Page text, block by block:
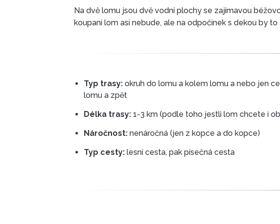
Na dvě lomu jsou dvě vodní plochy se zajímavou
koupaní lom asi nebude, ale na odpočinek s dekou by
Typ trasy: okruh do lomu a kolem lomu a nebo jen cesta do
lomu a zpět
Délka trasy: 1-3 km (podle
Náročnost: nenáročná (jen z kopce a do kopce)
Typ cesty: lesní cesta, pak písečná cesta